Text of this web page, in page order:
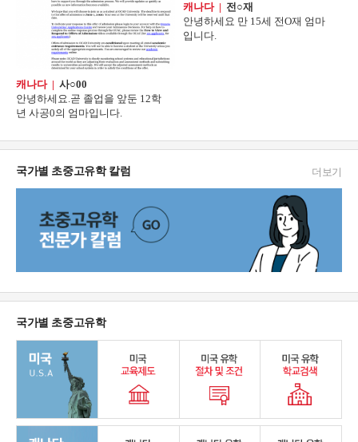
캐나다 | 사○00
안녕하세요.곧 졸업을 앞둔 12학
년 사공0의 엄마입니다.
캐나다 | 전○재
안녕하세요 만 15세 전O재 엄마
입니다.
국가별 초중고유학 칼럼 더보기
국가별 초중고유학